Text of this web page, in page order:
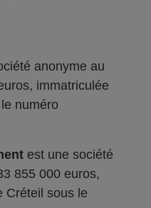
anonyme au
immatriculée
numéro
est une société
855 000 euros,
Créteil sous le